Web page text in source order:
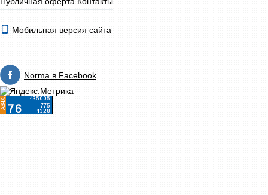
Мобильная версия сайта
Norma в Facebook